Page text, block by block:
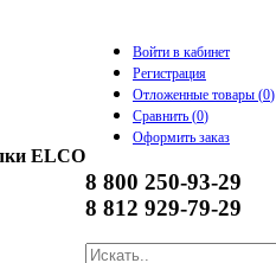
ELCO
Войти в кабинет
Регистрация
Отложенные товары (0)
Сравнить (0)
Оформить заказ
8 800 250-93-29
8 812 929-79-29